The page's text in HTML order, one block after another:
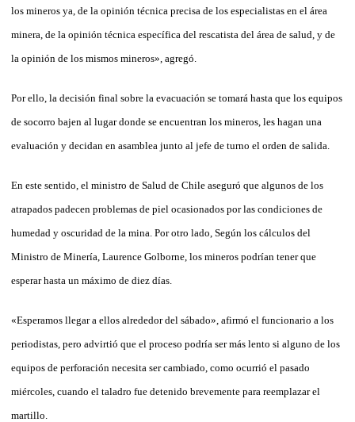
los mineros ya, de la opinión técnica precisa de los especialistas en el área
minera, de la opinión técnica específica del rescatista del área de salud, y de
la opinión de los mismos mineros», agregó.
Por ello, la decisión final sobre la evacuación se tomará hasta que los equipos
de socorro bajen al lugar donde se encuentran los mineros, les hagan una
evaluación y decidan en asamblea junto al jefe de turno el orden de salida.
En este sentido, el ministro de Salud de Chile aseguró que algunos de los
atrapados padecen problemas de piel ocasionados por las condiciones de
humedad y oscuridad de la mina. Por otro lado, Según los cálculos del
Ministro de Minería, Laurence Golborne, los mineros podrían tener que
esperar hasta un máximo de diez días.
«Esperamos llegar a ellos alrededor del sábado», afirmó el funcionario a los
periodistas, pero advirtió que el proceso podría ser más lento si alguno de los
equipos de perforación necesita ser cambiado, como ocurrió el pasado
miércoles, cuando el taladro fue detenido brevemente para reemplazar el
martillo.